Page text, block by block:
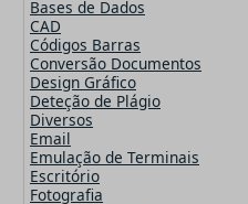
Devart
DevExpress
ElcomSoft
ESET
Exclaimer
Famatech
Faronics
FinalWire
Flexera
Flipping Book
Bases de Dados
CAD
Códigos Barras
Conversão Documentos
Design Gráfico
Deteção de Plágio
Diversos
Email
Emulação de Terminais
Escritório
Fotografia